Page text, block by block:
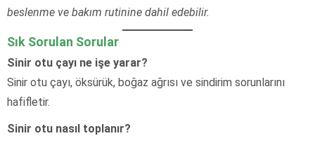
beslenme ve bakım rutinine dahil edebilir.
Sık Sorulan Sorular
Sinir otu çayı ne işe yarar?
Sinir otu çayı, öksürük, boğaz ağrısı ve sindirim sorunlarını
hafifletir.
Sinir otu nasıl toplanır?